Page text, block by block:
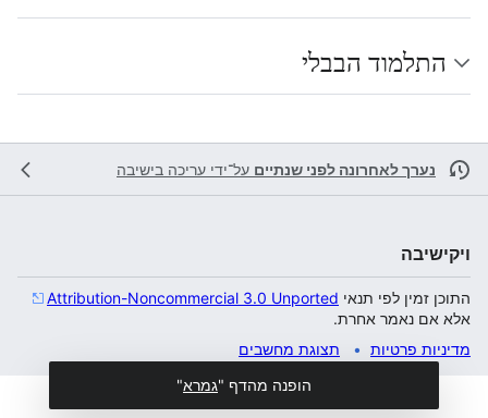
התלמוד הבבלי
נערך לאחרונה לפני שנתיים על־ידי עריכה בישיבה
ויקישיבה
התוכן זמין לפי תנאי Attribution-Noncommercial 3.0 Unported
אלא אם נאמר אחרת.
מדיניות פרטיות
תצוגת מחשבים
הופנה מהדף "גמרא"